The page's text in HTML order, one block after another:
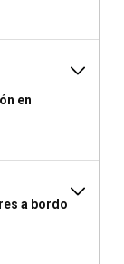
en
a bordo